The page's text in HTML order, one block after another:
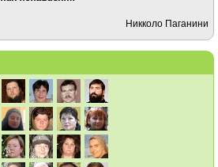
Никколо Паганини